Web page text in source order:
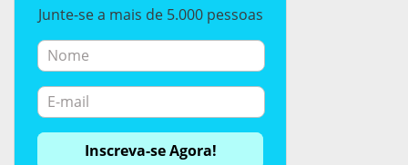
Junte-se a mais de 5.000 pessoas